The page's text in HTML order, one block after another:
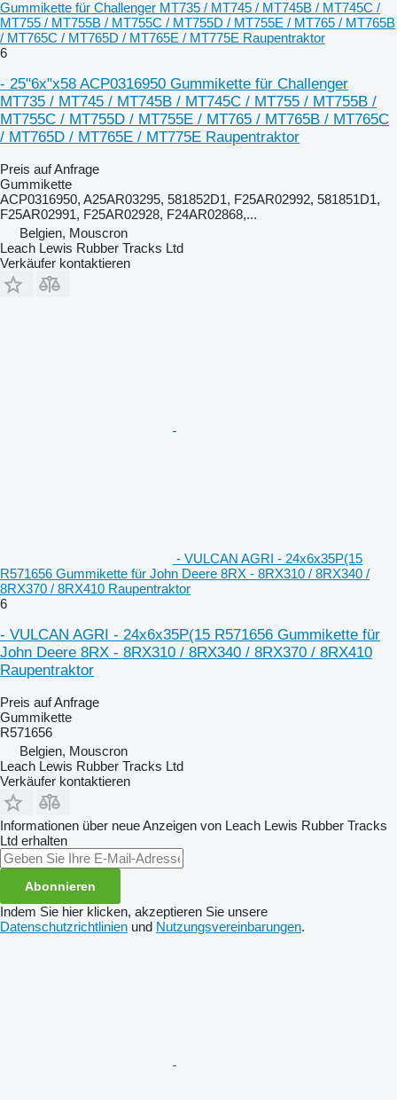
Gummikette für Challenger MT735 / MT745 / MT745B / MT745C /
MT755 / MT755B / MT755C / MT755D / MT755E / MT765 / MT765B
/ MT765C / MT765D / MT765E / MT775E Raupentraktor
6
- 25"6x"x58 ACP0316950 Gummikette für Challenger
MT735 / MT745 / MT745B / MT745C / MT755 / MT755B /
MT755C / MT755D / MT755E / MT765 / MT765B / MT765C
/ MT765D / MT765E / MT775E Raupentraktor
Preis auf Anfrage
Gummikette
ACP0316950, A25AR03295, 581852D1, F25AR02992, 581851D1,
F25AR02991, F25AR02928, F24AR02868,...
Belgien, Mouscron
Leach Lewis Rubber Tracks Ltd
Verkäufer kontaktieren
- VULCAN AGRI - 24x6x35P(15
R571656 Gummikette für John Deere 8RX - 8RX310 / 8RX340 /
8RX370 / 8RX410 Raupentraktor
6
- VULCAN AGRI - 24x6x35P(15 R571656 Gummikette für
John Deere 8RX - 8RX310 / 8RX340 / 8RX370 / 8RX410
Raupentraktor
Preis auf Anfrage
Gummikette
R571656
Belgien, Mouscron
Leach Lewis Rubber Tracks Ltd
Verkäufer kontaktieren
Informationen über neue Anzeigen von Leach Lewis Rubber Tracks
Ltd erhalten
Abonnieren
Indem Sie hier klicken, akzeptieren Sie unsere
Datenschutzrichtlinien und Nutzungsvereinbarungen.